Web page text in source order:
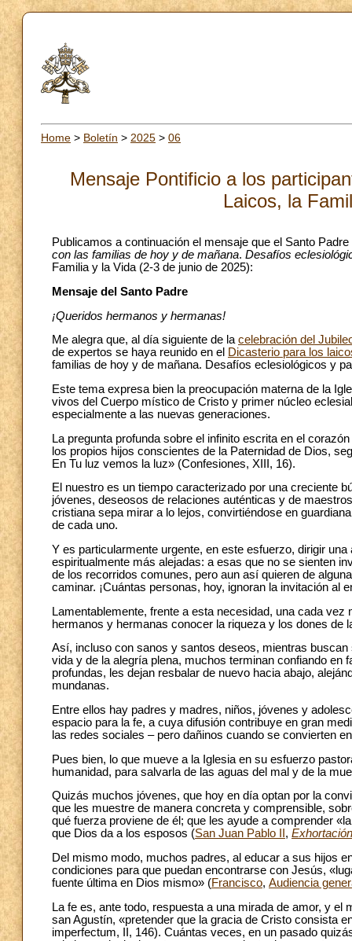
Home > Boletín > 2025 > 06
Mensaje Pontificio a los
Laicos, la
Publicamos a continuación el mensaje que el Santo
con las familias de hoy y de mañana. Desafíos
Familia y la Vida (2-3 de junio de 2025):
Mensaje del Santo Padre
¡Queridos hermanos y hermanas!
Me alegra que, al día siguiente de lacelebración del
de expertos se haya reunido en el Dicasterio para los
familias de hoy y de mañana. Desafíos eclesiológicos y
Este tema expresa bien la preocupación materna de la
vivos del Cuerpo místico de Cristo y primer núcleo
especialmente a las nuevas generaciones.
La pregunta profunda sobre el infinito escrita en el
los propios hijos conscientes de la Paternidad de Dios,
En Tu luz vemos la luz» (Confesiones, XIII, 16).
El nuestro es un tiempo caracterizado por una creciente
jóvenes, deseosos de relaciones auténticas y de
cristiana sepa mirar a lo lejos, convirtiéndose en
de cada uno.
Y es particularmente urgente, en este esfuerzo, dirigir
espiritualmente más alejadas: a esas que no se sienten
de los recorridos comunes, pero aun así quieren de
caminar. ¡Cuántas personas, hoy, ignoran la invitación al
Lamentablemente, frente a esta necesidad, una cada vez
hermanos y hermanas conocer la riqueza y los dones de
Así, incluso con sanos y santos deseos, mientras
vida y de la alegría plena, muchos terminan confiando
profundas, les dejan resbalar de nuevo hacia abajo,
mundanas.
Entre ellos hay padres y madres, niños, jóvenes y
espacio para la fe, a cuya difusión contribuye en gran
las redes sociales – pero dañinos cuando se convierten
Pues bien, lo que mueve a la Iglesia en su esfuerzo
humanidad, para salvarla de las aguas del mal y de la
Quizás muchos jóvenes, que hoy en día optan por la
que les muestre de manera concreta y comprensible,
qué fuerza proviene de él; que les ayude a comprender
que Dios da a los esposos (San Juan Pablo II ,
Del mismo modo, muchos padres, al educar a sus hijos
condiciones para que puedan encontrarse con Jesús,
fuente última en Dios mismo» (Francisco, Audiencia
La fe es, ante todo, respuesta a una mirada de amor, y
san Agustín, «pretender que la gracia de Cristo consista
imperfectum, II, 146). Cuántas veces, en un pasado